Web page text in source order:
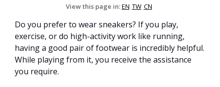
View this page in:EN TW CN
Do you prefer to wear sneakers? If you play,
exercise, or do high-activity work like running,
having a good pair of footwear is incredibly helpful.
While playing from it, you receive the assistance
you require.